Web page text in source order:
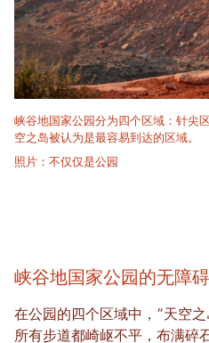
峡谷地国家公园分为四个区域：针尖
空之岛被认为是最容易到达的区域。
照片：不仅仅是公园
峡谷地国家公园的无障
在公园的四个区域中，“天空之
所有步道都崎岖不平，布满碎